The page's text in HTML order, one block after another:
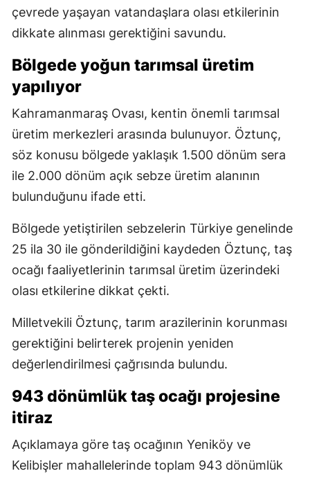
çevrede yaşayan vatandaşlara olası etkilerinin
dikkate alınması gerektiğini savundu.
Bölgede yoğun tarımsal üretim
yapılıyor
Kahramanmaraş Ovası, kentin önemli tarımsal
üretim merkezleri arasında bulunuyor. Öztunç,
söz konusu bölgede yaklaşık 1.500 dönüm sera
ile 2.000 dönüm açık sebze üretim alanının
bulunduğunu ifade etti.
Bölgede yetiştirilen sebzelerin Türkiye genelinde
25 ila 30 ile gönderildiğini kaydeden Öztunç, taş
ocağı faaliyetlerinin tarımsal üretim üzerindeki
olası etkilerine dikkat çekti.
Milletvekili Öztunç, tarım arazilerinin korunması
gerektiğini belirterek projenin yeniden
değerlendirilmesi çağrısında bulundu.
943 dönümlük taş ocağı projesine
itiraz
Açıklamaya göre taş ocağının Yeniköy ve
Kelibişler mahallelerinde toplam 943 dönümlük